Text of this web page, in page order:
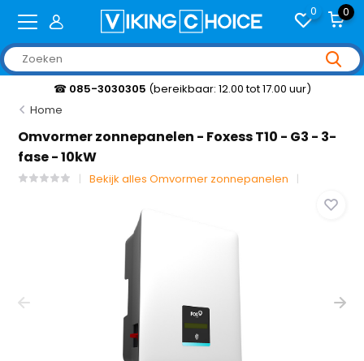
0 0
☎ 085-3030305 (bereikbaar: 12.00 tot 17.00 uur)
Home
Omvormer zonnepanelen - Foxess T10 - G3 - 3-
fase - 10kW
Bekijk alles Omvormer zonnepanelen